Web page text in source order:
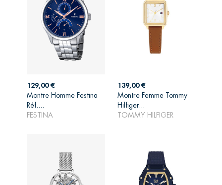
Prix
129,00 €
Montre Homme Festina
Réf....
FESTINA
AJOUTER AU
Prix
139,00 €
Montre Femme Tommy
Hilfiger...
TOMMY HILFIGER
AJOUTER AU